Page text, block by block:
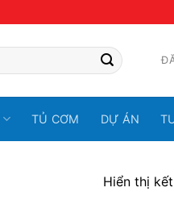
TỦ CƠM DỰ ÁN
Hiển thị